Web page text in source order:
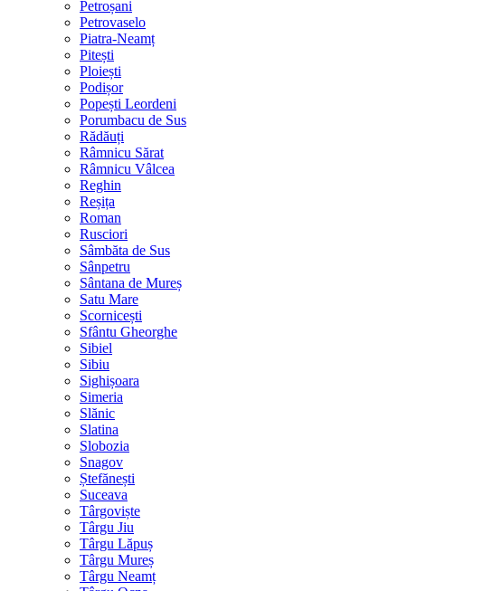
Petroșani
Petrovaselo
Piatra-Neamț
Pitești
Ploiești
Podișor
Popești Leordeni
Porumbacu de Sus
Rădăuți
Râmnicu Sărat
Râmnicu Vâlcea
Reghin
Reșița
Roman
Rusciori
Sâmbăta de Sus
Sânpetru
Sântana de Mureș
Satu Mare
Scornicești
Sfântu Gheorghe
Sibiel
Sibiu
Sighișoara
Simeria
Slănic
Slatina
Slobozia
Snagov
Ștefănești
Suceava
Târgoviște
Târgu Jiu
Târgu Lăpuș
Târgu Mureș
Târgu Neamț